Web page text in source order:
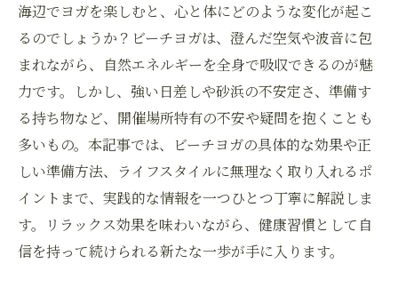
海辺でヨガを楽しむと、心と体にどのような変化が起こ
るのでしょうか？ビーチヨガは、澄んだ空気や波音に包
まれながら、自然エネルギーを全身で吸収できるのが魅
力です。しかし、強い日差しや砂浜の不安定さ、準備す
る持ち物など、開催場所特有の不安や疑問を抱くことも
多いもの。本記事では、ビーチヨガの具体的な効果や正
しい準備方法、ライフスタイルに無理なく取り入れるポ
イントまで、実践的な情報を一つひとつ丁寧に解説しま
す。リラックス効果を味わいながら、健康習慣として自
信を持って続けられる新たな一歩が手に入ります。